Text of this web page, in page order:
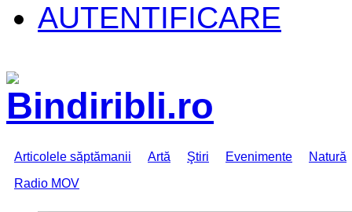
AUTENTIFICARE
Articolele săptămanii Artă Ştiri Evenimente
Natură
Radio MOV